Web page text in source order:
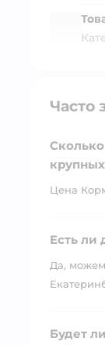
Часто
Цена
Есть ли
Да, можем
Будет